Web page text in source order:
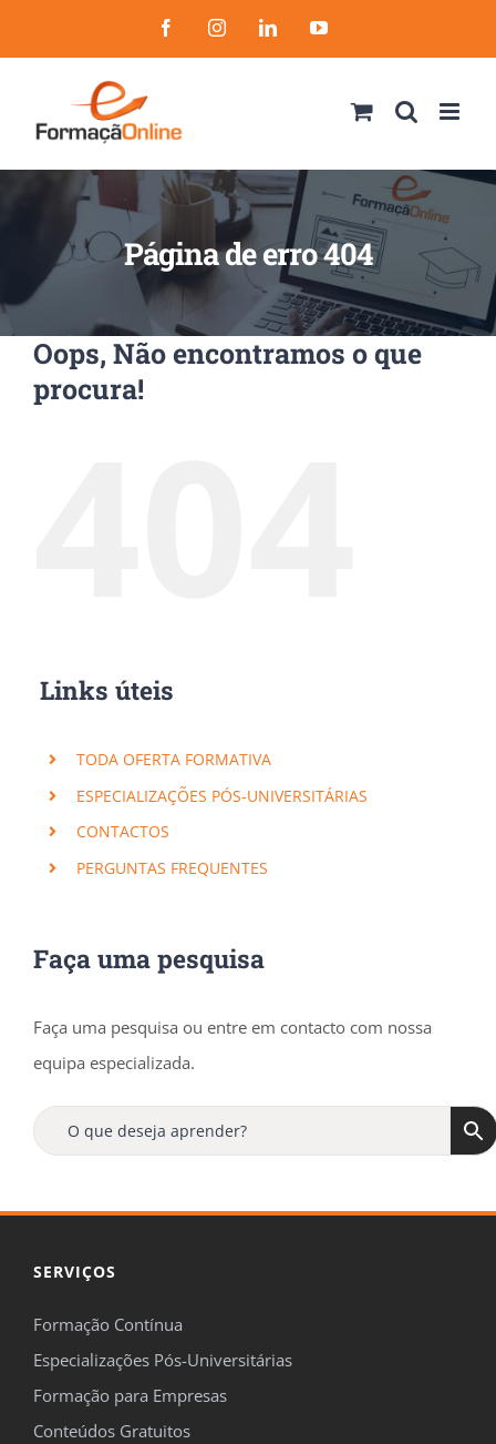
to
FacebookInstagramLinkedInYouTube
Página de erro 404
Oops, Não encontramos o que
procura!
Links úteis
TODA OFERTA FORMATIVA
ESPECIALIZAÇÕES PÓS-UNIVERSITÁRIAS
CONTACTOS
PERGUNTAS FREQUENTES
Faça uma pesquisa
Faça uma pesquisa ou entre em contacto com nossa
equipa especializada.
SERVIÇOS
Formação Contínua
Especializações Pós-Universitárias
Formação para Empresas
Conteúdos Gratuitos